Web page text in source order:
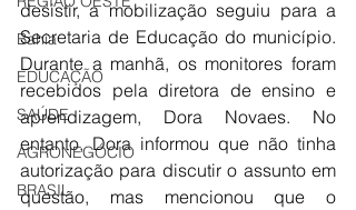
Bahia
EDUCAÇÃO
SAÚDE
AGRONEGÓCIO
BRASIL
desistir, a mobilização seguiu para a
Secretaria de Educação do município.
Durante a manhã, os monitores foram
recebidos pela diretora de ensino e
aprendizagem, Dora Novaes. No
entanto, Dora informou que não tinha
autorização para discutir o assunto em
questão, mas mencionou que o